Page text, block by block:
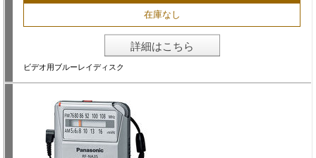
在庫なし
詳細はこちら
ビデオ用ブルーレイディスク